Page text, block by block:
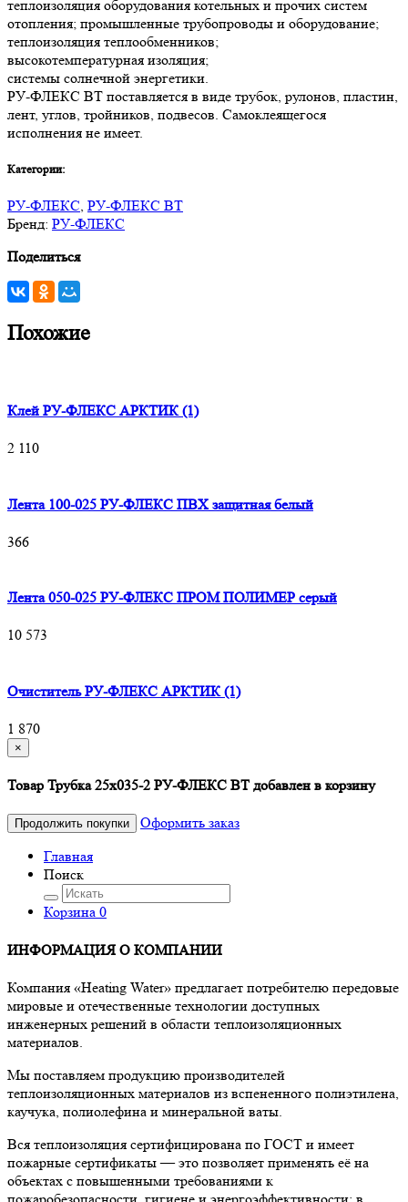
теплоизоляция оборудования котельных и прочих систем
отопления; промышленные трубопроводы и оборудование;
теплоизоляция теплообменников;
высокотемпературная изоляция;
системы солнечной энергетики.
РУ-ФЛЕКС ВТ поставляется в виде трубок, рулонов, пластин,
лент, углов, тройников, подвесов. Самоклеящегося
исполнения не имеет.
Категории:
РУ-ФЛЕКС, РУ-ФЛЕКС ВТ
Бренд: РУ-ФЛЕКС
Поделиться
Похожие
Клей РУ-ФЛЕКС АРКТИК (1)
2 110
Лента 100-025 РУ-ФЛЕКС ПВХ защитная белый
366
Лента 050-025 РУ-ФЛЕКС ПРОМ ПОЛИМЕР серый
10 573
Очиститель РУ-ФЛЕКС АРКТИК (1)
1 870
×
Товар Трубка 25х035-2 РУ-ФЛЕКС ВТ добавлен в корзину
Продолжить покупки
Оформить заказ
Главная
Поиск
Корзина 0
ИНФОРМАЦИЯ О КОМПАНИИ
Компания «Heating Water» предлагает потребителю передовые
мировые и отечественные технологии доступных
инженерных решений в области теплоизоляционных
материалов.
Мы поставляем продукцию производителей
теплоизоляционных материалов из вспененного полиэтилена,
каучука, полиолефина и минеральной ваты.
Вся теплоизоляция сертифицирована по ГОСТ и имеет
пожарные сертификаты — это позволяет применять её на
объектах с повышенными требованиями к